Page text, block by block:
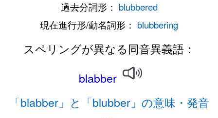
過去分詞形： blubbered
現在進行形/動名詞形： blubbering
スペリングが異なる同音異義語：
blabber
「blabber」と「blubber」の意味・発音